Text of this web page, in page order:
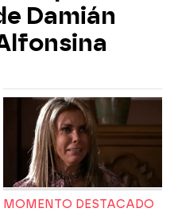
Damián
MOMENTO DESTACADO